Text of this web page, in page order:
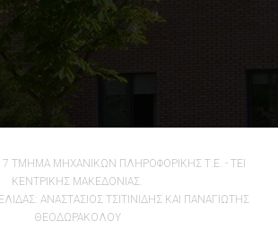
ΤΜΗΜΑ ΜΗΧΑΝΙΚΩΝ ΠΛΗΡΟΦΟΡΙΚΗΣ Τ.Ε. - ΤΕΙ
ΚΕΝΤΡΙΚΗΣ ΜΑΚΕΔΟΝΙΑΣ.
ΑΝΑΣΤΑΣΙΟΣ ΤΣΙΤΙΝΙΔΗΣ ΚΑΙ ΠΑΝΑΓΙΩΤΗΣ
ΘΕΟΔΩΡΑΚΟΛΟΥ